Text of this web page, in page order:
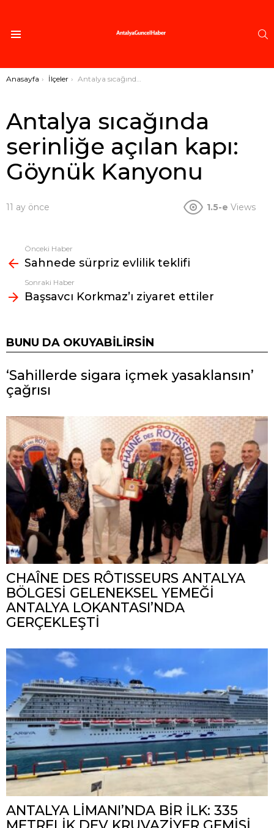
Buradasınız:
Anasayfa İlçeler Antalya sıcağında serinliğe açılan kapı: Göynük Kanyonu
Antalya sıcağında
serinliğe açılan kapı:
Göynük Kanyonu
11 ay önce 1.5-e Views
Fazlasına
bak
Önceki Haber
Sahnede sürpriz evlilik teklifi
Sonraki Haber
Başsavcı Korkmaz’ı ziyaret ettiler
BUNU DA OKUYABILIRSIN
‘Sahillerde sigara içmek yasaklansın’
çağrısı
CHAÎNE DES RÔTISSEURS ANTALYA
BÖLGESİ GELENEKSEL YEMEĞİ
ANTALYA LOKANTASI’NDA
GERÇEKLEŞTİ
ANTALYA LİMANI’NDA BİR İLK: 335